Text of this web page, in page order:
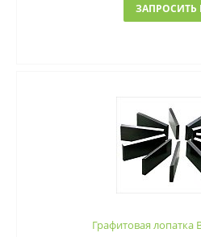
ЗАПРОСИТЬ
Графитовая лопатка